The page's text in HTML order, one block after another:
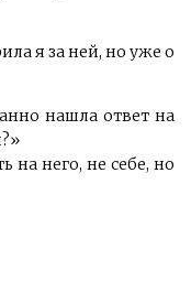
я за ней, но уже о
нашла ответ на
на него, не себе, но